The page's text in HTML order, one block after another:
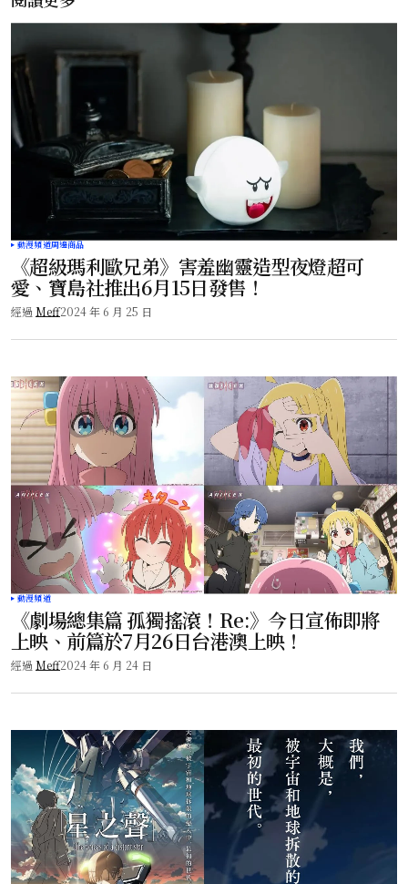
動漫頻道周邊商品
《超級瑪利歐兄弟》害羞幽靈造型夜燈超可
愛、寶島社推出6月15日發售！
經過 Meff2024 年 6 月 25 日
動漫頻道
《劇場總集篇 孤獨搖滾！Re:》今日宣佈即將
上映、前篇於7月26日台港澳上映！
經過 Meff2024 年 6 月 24 日